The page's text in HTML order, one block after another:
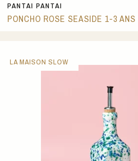
PANTAI PANTAI
PONCHO ROSE SEASIDE 1-3 ANS
LA MAISON SLOW